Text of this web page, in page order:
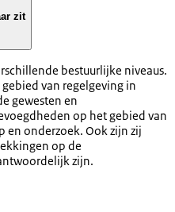
zit
bestuurlijke niveaus.
van regelgeving in
gewesten en
op het gebied van
en onderzoek. Ook zijn zij
op de
zijn.